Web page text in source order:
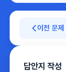
이전 문제
답안지 작성